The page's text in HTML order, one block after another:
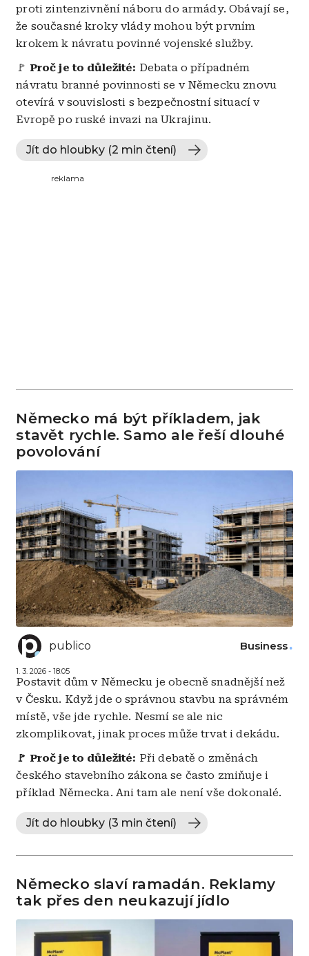
proti zintenzivnění náboru do armády. Obávají se,
že současné kroky vlády mohou být prvním
krokem k návratu povinné vojenské služby.
🚩 Proč je to důležité: Debata o případném
návratu branné povinnosti se v Německu znovu
otevírá v souvislosti s bezpečnostní situací v
Evropě po ruské invazi na Ukrajinu.
Jít do hloubky (2 min čtení)
reklama
Německo má být příkladem, jak
stavět rychle. Samo ale řeší dlouhé
povolování
publico
1. 3. 2026 - 18:05
Business
Postavit dům v Německu je obecně snadnější než
v Česku. Když jde o správnou stavbu na správném
místě, vše jde rychle. Nesmí se ale nic
zkomplikovat, jinak proces může trvat i dekádu.
🚩 Proč je to důležité: Při debatě o změnách
českého stavebního zákona se často zmiňuje i
příklad Německa. Ani tam ale není vše dokonalé.
Jít do hloubky (3 min čtení)
Německo slaví ramadán. Reklamy
tak přes den neukazují jídlo